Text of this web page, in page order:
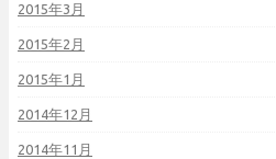
2015年3月
2015年2月
2015年1月
2014年12月
2014年11月